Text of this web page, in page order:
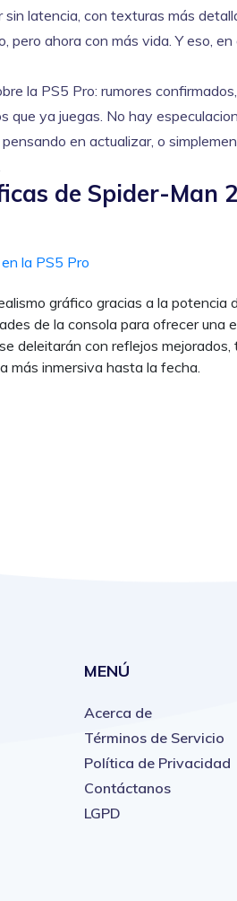
latencia, con texturas más
pero ahora con más vida. Y eso, en
la PS5 Pro: rumores
ya juegas. No hay
en actualizar, o
de Spider-Man
gráfico gracias a la potencia
de la consola para ofrecer una
deleitarán con reflejos
más inmersiva hasta la fecha.
MENÚ
Acerca de
Términos de Servicio
Política de Privacidad
Contáctanos
LGPD